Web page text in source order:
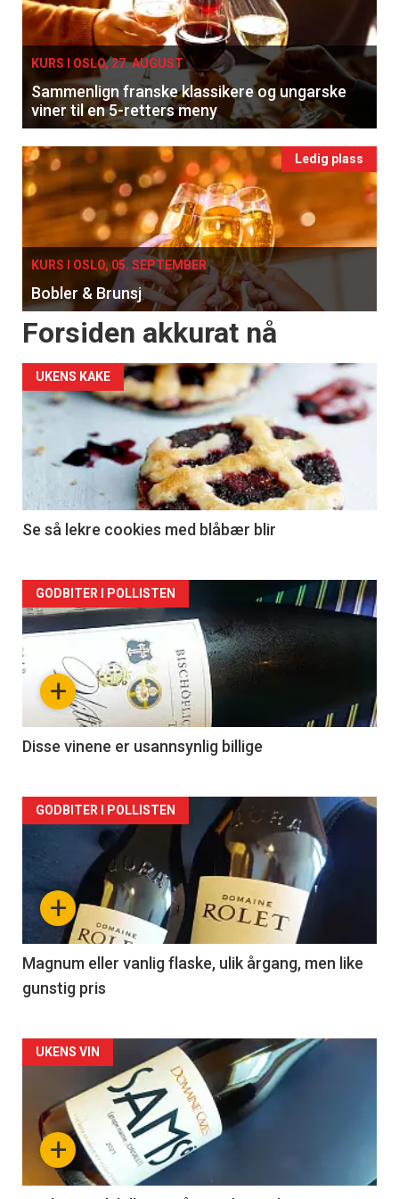
KURS I OSLO, 27. AUGUST
Sammenlign franske klassikere og ungarske
viner til en 5-retters meny
Ledig plass
KURS I OSLO, 05. SEPTEMBER
Bobler & Brunsj
Forsiden akkurat nå
UKENS KAKE
Se så lekre cookies med blåbær blir
Forsiden
akkurat
nå
2
+
GODBITER I POLLISTEN
Disse vinene er usannsynlig billige
Forsiden
akkurat
nå
3
+
GODBITER I POLLISTEN
Magnum eller vanlig flaske, ulik årgang, men like
gunstig pris
Forsiden
akkurat
nå+
UKENS VIN